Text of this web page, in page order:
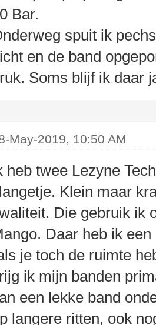
Bar.
spuit ik
en de band
Soms blijf ik daar
May-2019, 10:50 AM
heb twee Lezyne
Klein maar
Die gebruik ik
Daar heb ik
je toch de ruimte
ik mijn banden
een lekke band
langere ritten, ook